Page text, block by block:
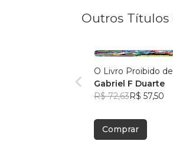
Outros Títulos
O Livro Proibido
Gabriel F Duarte
R$ 72,63R$ 57,50
Comprar